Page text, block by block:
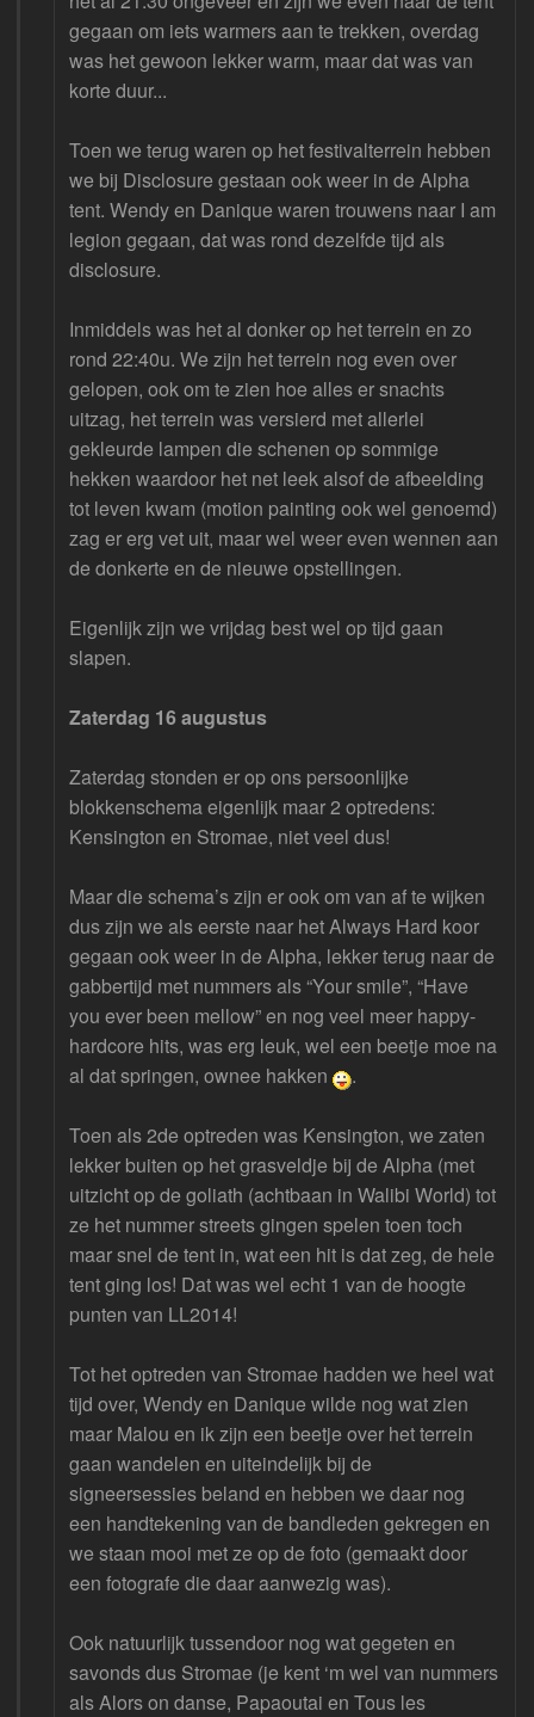
gegaan om iets warmers aan te trekken, overdag
was het gewoon lekker warm, maar dat was van
korte duur...
Toen we terug waren op het festivalterrein hebben
we bij Disclosure gestaan ook weer in de Alpha
tent. Wendy en Danique waren trouwens naar I am
legion gegaan, dat was rond dezelfde tijd als
disclosure.
Inmiddels was het al donker op het terrein en zo
rond 22:40u. We zijn het terrein nog even over
gelopen, ook om te zien hoe alles er snachts
uitzag, het terrein was versierd met allerlei
gekleurde lampen die schenen op sommige
hekken waardoor het net leek alsof de afbeelding
tot leven kwam (motion painting ook wel genoemd)
zag er erg vet uit, maar wel weer even wennen aan
de donkerte en de nieuwe opstellingen.
Eigenlijk zijn we vrijdag best wel op tijd gaan
slapen.
Zaterdag 16 augustus
Zaterdag stonden er op ons persoonlijke
blokkenschema eigenlijk maar 2 optredens:
Kensington en Stromae, niet veel dus!
Maar die schema’s zijn er ook om van af te wijken
dus zijn we als eerste naar het Always Hard koor
gegaan ook weer in de Alpha, lekker terug naar de
gabbertijd met nummers als “Your smile”, “Have
you ever been mellow” en nog veel meer happy-
hardcore hits, was erg leuk, wel een beetje moe na
al dat springen, ownee hakken
.
Toen als 2de optreden was Kensington, we zaten
lekker buiten op het grasveldje bij de Alpha (met
uitzicht op de goliath (achtbaan in Walibi World) tot
ze het nummer streets gingen spelen toen toch
maar snel de tent in, wat een hit is dat zeg, de hele
tent ging los! Dat was wel echt 1 van de hoogte
punten van LL2014!
Tot het optreden van Stromae hadden we heel wat
tijd over, Wendy en Danique wilde nog wat zien
maar Malou en ik zijn een beetje over het terrein
gaan wandelen en uiteindelijk bij de
signeersessies beland en hebben we daar nog
een handtekening van de bandleden gekregen en
we staan mooi met ze op de foto (gemaakt door
een fotografe die daar aanwezig was).
Ook natuurlijk tussendoor nog wat gegeten en
savonds dus Stromae (je kent ‘m wel van nummers
als Alors on danse, Papaoutai en Tous les